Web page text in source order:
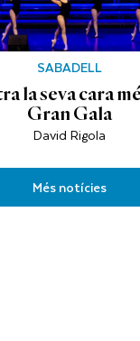
SABADELL
la seva cara
Gran Gala
David Rigola
Més notícies